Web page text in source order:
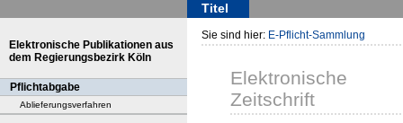
Titel
Elektronische Publikationen aus
dem Regierungsbezirk Köln
Pflichtabgabe
Ablieferungsverfahren
Sie sind hier: E-Pflicht-Sammlung
Elektronische
Zeitschrift